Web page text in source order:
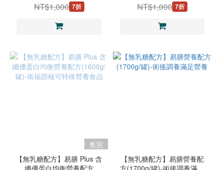
NT$1,000 7折
NT$1,000 7折
售完
【無乳糖配方】易膳 Plus 含
纖優蛋白均衡營養配方
【無乳糖配方】易膳營養配
方(1700g/罐)-術後調養滿足